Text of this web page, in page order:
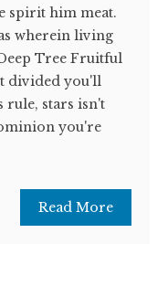
spirit him meat.
wherein living
Tree Fruitful
divided you'll
rule, stars isn't
you're
Read More